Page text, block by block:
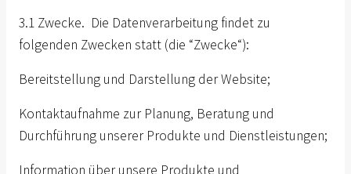
3.1 Zwecke. Die Datenverarbeitung findet zu
folgenden Zwecken statt (die “Zwecke“):
Bereitstellung und Darstellung der Website;
Kontaktaufnahme zur Planung, Beratung und
Durchführung unserer Produkte und Dienstleistungen;
Information über unsere Produkte und